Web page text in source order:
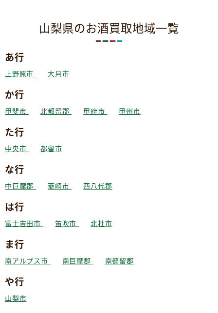
山梨県のお酒買取地域一覧
あ行
上野原市 大月市
か行
甲斐市 北都留郡 甲府市 甲州市
た行
中央市 都留市
な行
中巨摩郡 韮崎市 西八代郡
は行
富士吉田市 笛吹市 北杜市
ま行
南アルプス市 南巨摩郡 南都留郡
や行
山梨市